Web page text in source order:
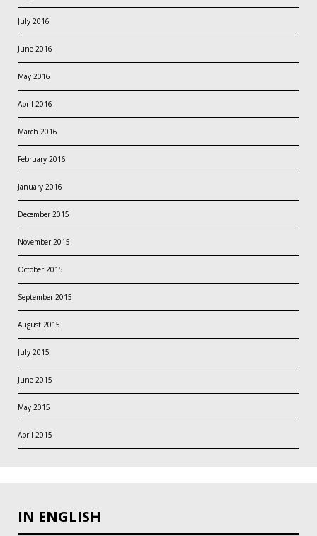
July 2016
June 2016
May 2016
April 2016
March 2016
February 2016
January 2016
December 2015
November 2015
October 2015
September 2015
August 2015
July 2015
June 2015
May 2015
April 2015
IN ENGLISH